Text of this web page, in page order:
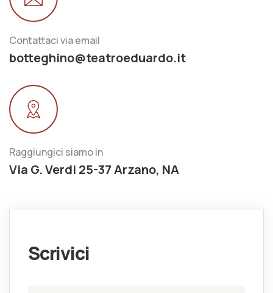
Contattaci via email
botteghino@teatroeduardo.it
Raggiungici siamo in
Via G. Verdi 25-37 Arzano, NA
Scrivici